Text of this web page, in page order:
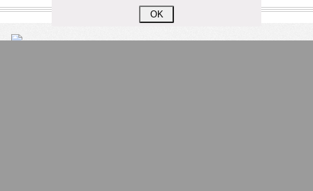
ЕЩЕ ИЗ РАЗДЕЛА «ОБЩЕСТВО»
OK